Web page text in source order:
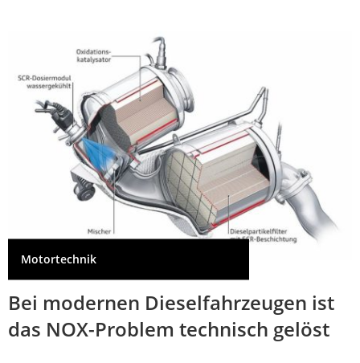
Motortechnik
Bei modernen Dieselfahrzeugen ist
das NOX-Problem technisch gelöst